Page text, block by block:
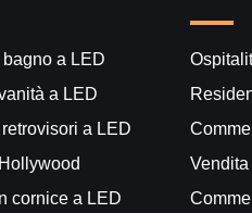
a LED
a LED
a LED
cornice a LED